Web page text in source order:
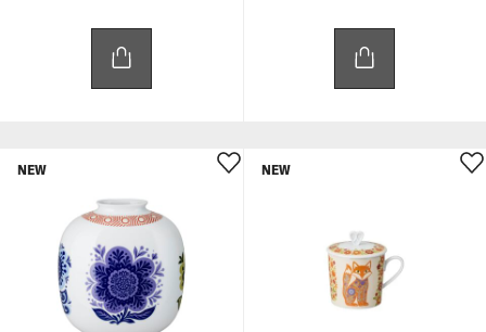
NEW NEW